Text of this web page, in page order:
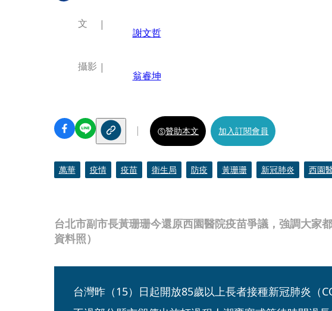
台北市副市長黃珊珊今還原西園醫院疫苗爭議，強調大家
資料照）
文
謝文哲
攝影
翁睿坤
贊助本文 加入訂閱會員
萬華 疫情 疫苗 衛生局 防疫 黃珊珊 新冠肺炎 西園
台灣昨（15）日起開放85歲以上長者接種新冠肺炎（